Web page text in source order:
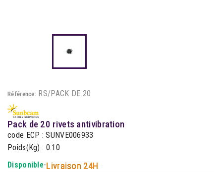
Référence: RS/PACK DE 20
Pack de 20 rivets antivibration
code ECP : SUNVE006933
Poids(Kg) : 0.10
Disponible-Livraison 24H